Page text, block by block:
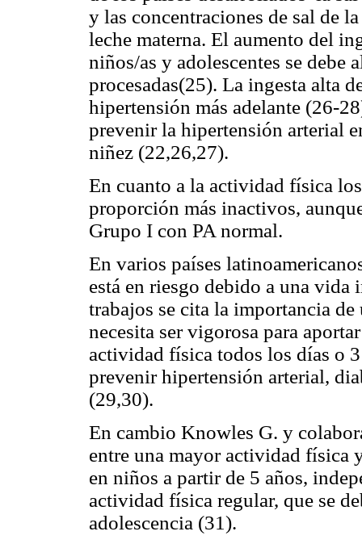
y las concentraciones de sal de
leche materna. El aumento del
niños/as y adolescentes se debe
procesadas(25). La ingesta alta
hipertensión más adelante (26-
prevenir la hipertensión arterial
niñez (22,26,27).
En cuanto a la actividad física
proporción más inactivos,
Grupo I con PA normal.
En varios países
está en riesgo debido a una
trabajos se cita la importancia
necesita ser vigorosa para
actividad física todos los días o
prevenir hipertensión arterial,
(29,30).
En cambio Knowles G. y
entre una mayor actividad física
en niños a partir de 5 años,
actividad física regular, que se
adolescencia (31).